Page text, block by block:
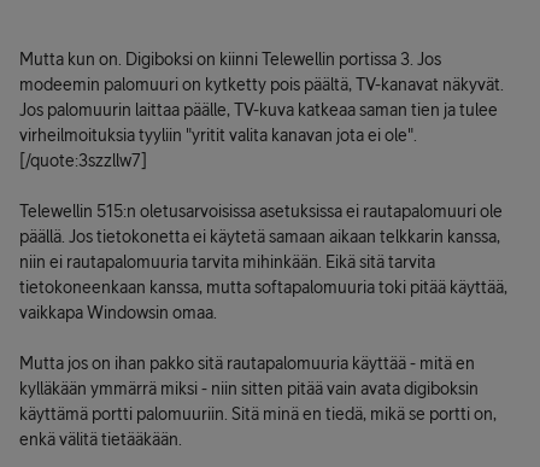
Mutta kun on. Digiboksi on kiinni Telewellin portissa 3. Jos
modeemin palomuuri on kytketty pois päältä, TV-kanavat näkyvät.
Jos palomuurin laittaa päälle, TV-kuva katkeaa saman tien ja tulee
virheilmoituksia tyyliin "yritit valita kanavan jota ei ole".
[/quote:3szzllw7]
Telewellin 515:n oletusarvoisissa asetuksissa ei rautapalomuuri ole
päällä. Jos tietokonetta ei käytetä samaan aikaan telkkarin kanssa,
niin ei rautapalomuuria tarvita mihinkään. Eikä sitä tarvita
tietokoneenkaan kanssa, mutta softapalomuuria toki pitää käyttää,
vaikkapa Windowsin omaa.
Mutta jos on ihan pakko sitä rautapalomuuria käyttää - mitä en
kylläkään ymmärrä miksi - niin sitten pitää vain avata digiboksin
käyttämä portti palomuuriin. Sitä minä en tiedä, mikä se portti on,
enkä välitä tietääkään.